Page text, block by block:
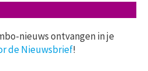
nieuws ontvangen in je
de Nieuwsbrief!